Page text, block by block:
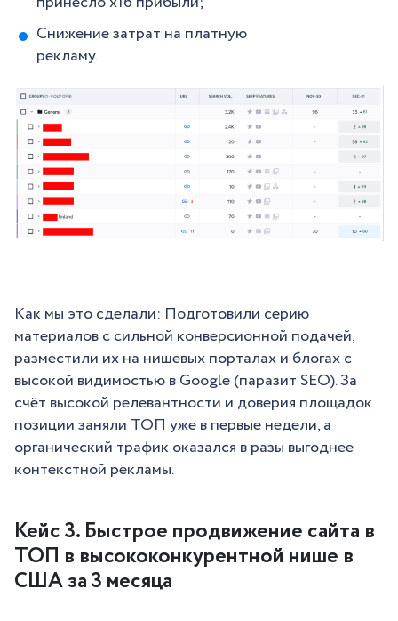
Снижение затрат на платную
рекламу.
Как мы это сделали: Подготовили серию
материалов с сильной конверсионной подачей,
разместили их на нишевых порталах и блогах с
высокой видимостью в Google (паразит SEO). За
счёт высокой релевантности и доверия площадок
позиции заняли ТОП уже в первые недели, а
органический трафик оказался в разы выгоднее
контекстной рекламы.
Кейс 3. Быстрое продвижение сайта в
ТОП в высококонкурентной нише в
США за 3 месяца